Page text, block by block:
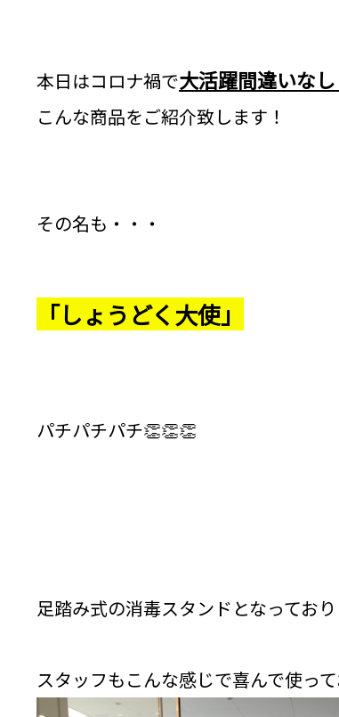
本日はコロナ禍で大活躍間違いなし
こんな商品をご紹介致します！
その名も・・・
「しょうどく大使」
パチパチパチ👏👏👏
足踏み式の消毒スタンドとなってお
スタッフもこんな感じで喜んで使っ